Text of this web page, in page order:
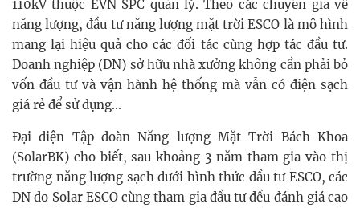
110kV thuộc EVN SPC quản lý. Theo các chuyên gia về
năng lượng, đầu tư năng lượng mặt trời ESCO là mô hình
mang lại hiệu quả cho các đối tác cùng hợp tác đầu tư.
Doanh nghiệp (DN) sở hữu nhà xưởng không cần phải bỏ
vốn đầu tư và vận hành hệ thống mà vẫn có điện sạch
giá rẻ để sử dụng...
Đại diện Tập đoàn Năng lượng Mặt Trời Bách Khoa
(SolarBK) cho biết, sau khoảng 3 năm tham gia vào thị
trường năng lượng sạch dưới hình thức đầu tư ESCO, các
DN do Solar ESCO cùng tham gia đầu tư đều đánh giá cao